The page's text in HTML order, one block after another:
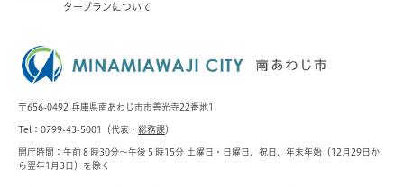
タープランについて
〒656-0492 兵庫県南あわじ市市善光寺22番地1
Tel：0799-43-5001（代表・ 総務課）
開庁時間：午前８時30分～午後５時15分 土曜日・日曜日、祝日、年末年始（12月29日か
ら翌年1月3日）を除く